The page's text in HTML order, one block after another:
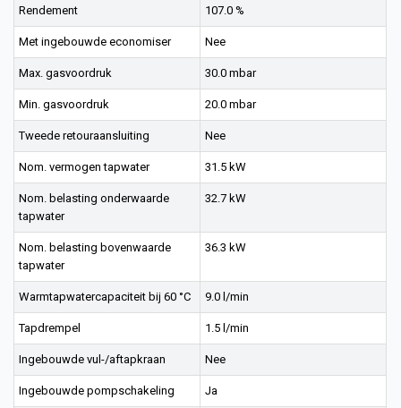
Rendement 107.0 %
Met ingebouwde economiser Nee
Max. gasvoordruk 30.0 mbar
Min. gasvoordruk 20.0 mbar
Tweede retouraansluiting Nee
Nom. vermogen tapwater 31.5 kW
Nom. belasting onderwaarde
tapwater
32.7 kW
Nom. belasting bovenwaarde
tapwater
36.3 kW
Warmtapwatercapaciteit bij 60 °C 9.0 l/min
Tapdrempel 1.5 l/min
Ingebouwde vul-/aftapkraan Nee
Ingebouwde pompschakeling Ja